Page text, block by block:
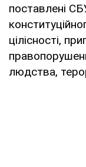
поставлені
цілісності,
людства,